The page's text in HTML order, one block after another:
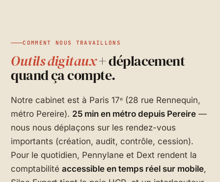
COMMENT NOUS TRAVAILLONS
Outils digitaux+ déplacement
quand ça compte.
Notre cabinet est à Paris 17ᵉ (28 rue Rennequin,
métro Pereire). 25 min en métro depuis Pereire —
nous nous déplaçons sur les rendez-vous
importants (création, audit, contrôle, cession).
Pour le quotidien, Pennylane et Dext rendent la
comptabilitéaccessible en temps réel sur mobile,